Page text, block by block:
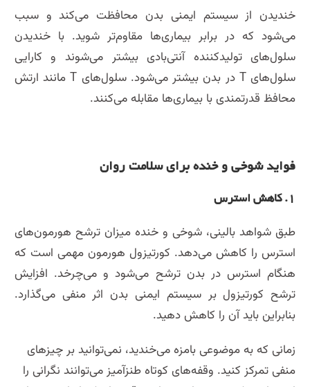
خندیدن از سیستم ایمنی بدن محافظت می‌کند و سبب
می‌شود که در برابر بیماری‌ها مقاوم‌تر شوید. با خندیدن
سلول‌های تولیدکننده آنتی‌بادی بیشتر می‌شوند و کارایی
سلول‌های T در بدن بیشتر می‌شود. سلول‌های T مانند ارتش
محافظ قدرتمندی با بیماری‌ها مقابله می‌کنند.
فواید شوخی و خنده برای سلامت روان
۱. کاهش استرس
طبق شواهد بالینی، شوخی و خنده میزان ترشح هورمون‌های
استرس را کاهش می‌دهد. کورتیزول هورمون مهمی است که
هنگام استرس در بدن ترشح می‌شود و می‌چرخد. افزایش
ترشح کورتیزول بر سیستم ایمنی بدن اثر منفی می‌گذارد.
بنابراین باید آن را کاهش دهید.
زمانی که به موضوعی بامزه می‌خندید، نمی‌توانید بر چیزهای
منفی تمرکز کنید. وقفه‌های کوتاه طنزآمیز می‌توانند نگرانی را